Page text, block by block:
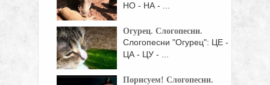
НО - НА - ...
Огурец. Слогопесни.
Слогопесни "Огурец": ЦЕ -
ЦА - ЦУ - ...
Порисуем! Слогопесни.